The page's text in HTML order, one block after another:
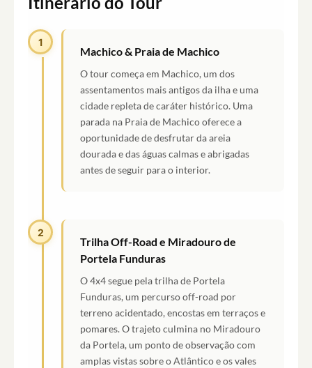
1
Machico & Praia de Machico
O tour começa em Machico, um dos
assentamentos mais antigos da ilha e uma
cidade repleta de caráter histórico. Uma
parada na Praia de Machico oferece a
oportunidade de desfrutar da areia
dourada e das águas calmas e abrigadas
antes de seguir para o interior.
2
Trilha Off-Road e Miradouro de
Portela Funduras
O 4x4 segue pela trilha de Portela
Funduras, um percurso off-road por
terreno acidentado, encostas em terraços e
pomares. O trajeto culmina no Miradouro
da Portela, um ponto de observação com
amplas vistas sobre o Atlântico e os vales